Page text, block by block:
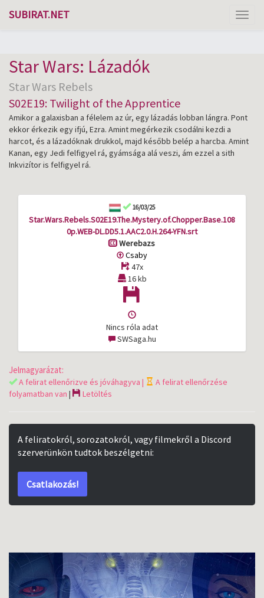
SUBIRAT.NET
Star Wars: Lázadók
Star Wars Rebels
S02E19: Twilight of the Apprentice
Amikor a galaxisban a félelem az úr, egy lázadás lobban lángra. Pont
ekkor érkezik egy ifjú, Ezra. Amint megérkezik csodálni kezdi a
harcot, és a lázadóknak drukkol, majd később belép a harcba. Amint
Kanan, egy Jedi felfigyel rá, gyámsága alá veszi, ám ezzel a sith
Inkvizítor is felfigyel rá.
16/03/25
Star.Wars.Rebels.S02E19.The.Mystery.of.Chopper.Base.108
0p.WEB-DL.DD5.1.AAC2.0.H.264-YFN.srt
Werebazs
Csaby
47x
16 kb
Nincs róla adat
SWSaga.hu
Jelmagyarázat:
A felirat ellenőrizve és jóváhagyva |
A felirat ellenőrzése
folyamatban van | Letöltés
A feliratokról, sorozatokról, vagy filmekről a Discord
szerverünkön tudtok beszélgetni:
Csatlakozás!